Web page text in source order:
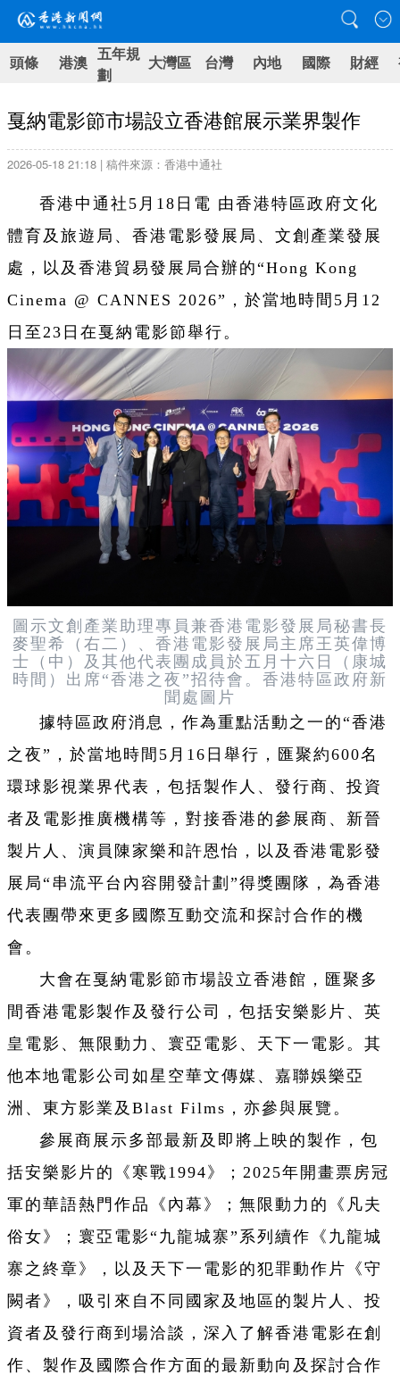
頭條 港澳 五年規
劃
大灣區 台灣 內地 國際 財經
戛納電影節市場設立香港館展示業界製作
2026-05-18 21:18 | 稿件來源：香港中通社
香港中通社5月18日電 由香港特區政府文化
體育及旅遊局、香港電影發展局、文創產業發展
處，以及香港貿易發展局合辦的“Hong Kong
Cinema @ CANNES 2026”，於當地時間5月12
日至23日在戛納電影節舉行。
圖示文創產業助理專員兼香港電影發展局秘書長
麥聖希（右二）、香港電影發展局主席王英偉博
士（中）及其他代表團成員於五月十六日（康城
時間）出席“香港之夜”招待會。香港特區政府新
聞處圖片
據特區政府消息，作為重點活動之一的“香港
之夜”，於當地時間5月16日舉行，匯聚約600名
環球影視業界代表，包括製作人、發行商、投資
者及電影推廣機構等，對接香港的參展商、新晉
製片人、演員陳家樂和許恩怡，以及香港電影發
展局“串流平台內容開發計劃”得獎團隊，為香港
代表團帶來更多國際互動交流和探討合作的機
會。
大會在戛納電影節市場設立香港館，匯聚多
間香港電影製作及發行公司，包括安樂影片、英
皇電影、無限動力、寰亞電影、天下一電影。其
他本地電影公司如星空華文傳媒、嘉聯娛樂亞
洲、東方影業及Blast Films，亦參與展覽。
參展商展示多部最新及即將上映的製作，包
括安樂影片的《寒戰1994》；2025年開畫票房冠
軍的華語熱門作品《內幕》；無限動力的《凡夫
俗女》；寰亞電影“九龍城寨”系列續作《九龍城
寨之終章》，以及天下一電影的犯罪動作片《守
闕者》，吸引來自不同國家及地區的製片人、投
資者及發行商到場洽談，深入了解香港電影在創
作、製作及國際合作方面的最新動向及探討合作